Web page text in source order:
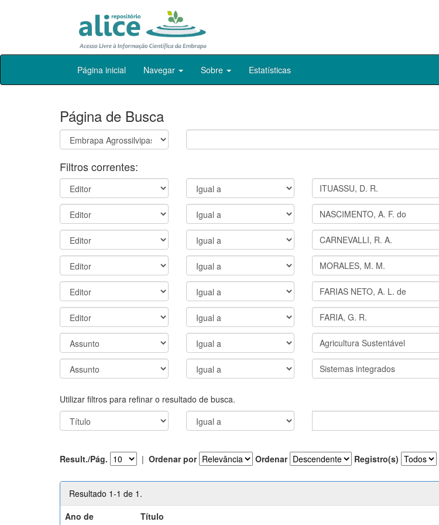
Skip
Página inicial Navegar Sobre Estatísticas
Página de Busca
Filtros correntes:
Utilizar filtros para refinar o resultado de busca.
Result./Pág. | Ordenar por Ordenar Registro(s)
Resultado 1-1 de 1.
Ano de
Título